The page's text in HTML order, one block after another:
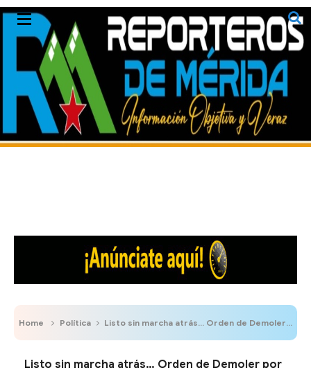
Home Política Listo sin marcha atrás… Orden de Demoler por incumplimiento de ley
Listo sin marcha atrás… Orden de Demoler por